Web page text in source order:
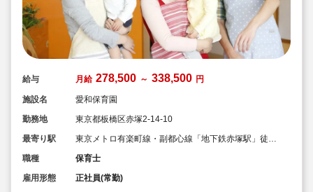
給与 月給 278,500 ～ 338,500 円
施設名
愛和保育園
勤務地
東京都板橋区赤塚2-14-10
最寄り駅
東京メトロ有楽町線・副都心線「地下鉄赤塚駅」徒歩
職種
保育士
雇用形態
正社員(常勤)